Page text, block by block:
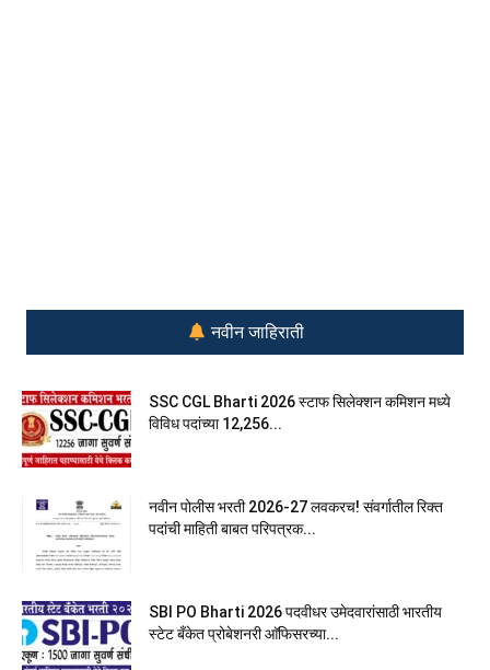
नवीन जाहिराती
SSC CGL Bharti 2026 स्टाफ सिलेक्शन कमिशन मध्ये
विविध पदांच्या 12,256...
नवीन पोलीस भरती 2026-27 लवकरच! संवर्गातील रिक्त
पदांची माहिती बाबत परिपत्रक...
SBI PO Bharti 2026 पदवीधर उमेदवारांसाठी भारतीय
स्टेट बँकेत प्रोबेशनरी आ‍ॅफिसरच्या...